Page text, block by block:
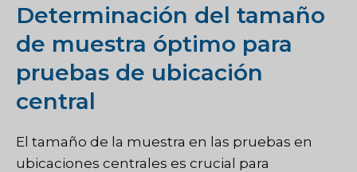
Determinación del tamaño
de muestra óptimo para
pruebas de ubicación
central
El tamaño de la muestra en las pruebas en
ubicaciones centrales es crucial para